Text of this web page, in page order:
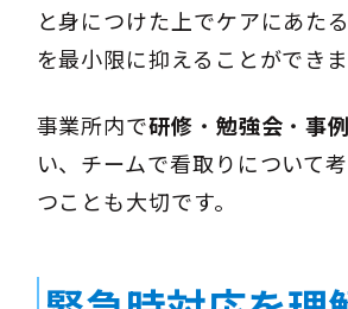
と身につけた上でケアにあた
を最小限に抑えることができま
事業所内で研修 ・ 勉強会 ・事
い、チームで看取りについて
つことも大切です。